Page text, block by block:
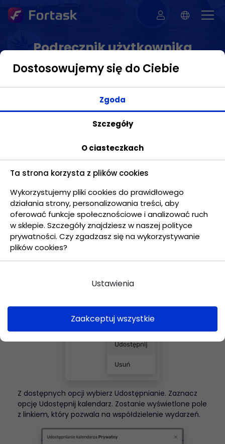
Podręcznik użytkownika
Kalendarz - Udostępnianie kalendarza
łatwy sposób udostępnić wydarzenia z konkretnego
kalendarza w Fortasku. W tym wyświetl listę
kalendarzy klikając w przycisk Kalendarze. Umieść
kliknij na przycisk menu podręcznego
Z dostępnych opcji wybierz Udostępnianie. Zaznacz
opcję Udostępnij kalendarz. Zostanie wyświetlone pole
z linkiem, który pozwala na współdzielenie wydarzeń.
Dostosowujemy się do Ciebie
Zgoda
Szczegóły
O ciasteczkach
Ta strona korzysta z plików cookies
Wykorzystujemy pliki cookies do prawidłowego
działania strony, personalizowania treści, aby
oferować funkcje społecznościowe i analizować ruch
w sklepie. Szczegóły znajdziesz w naszej polityce
prywatności. Czy zgadzasz się na wykorzystywanie
plików cookies?
Ustawienia
Zaakceptuj wszystkie